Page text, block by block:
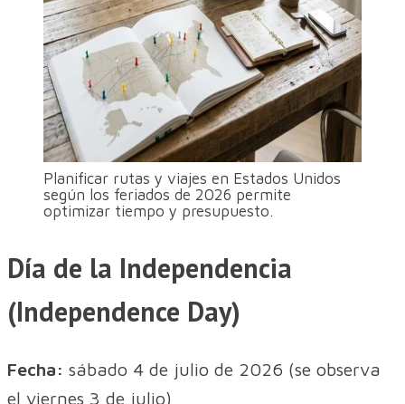
Planificar rutas y viajes en Estados Unidos
según los feriados de 2026 permite
optimizar tiempo y presupuesto.
Día de la Independencia
(Independence Day)
Fecha: sábado 4 de julio de 2026 (se observa
el viernes 3 de julio)